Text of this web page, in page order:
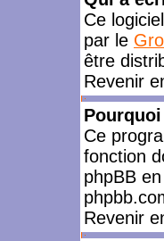
Ce
par le
être
Revenir
Ce
fonction
phpBB
Revenir